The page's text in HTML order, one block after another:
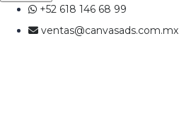
+52 618 146 68 99
ventas@canvasads.com.mx